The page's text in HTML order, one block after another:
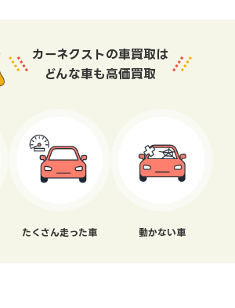
カーネクストの車買取は
どんな車も高価買取
たくさん走った車 動かない車